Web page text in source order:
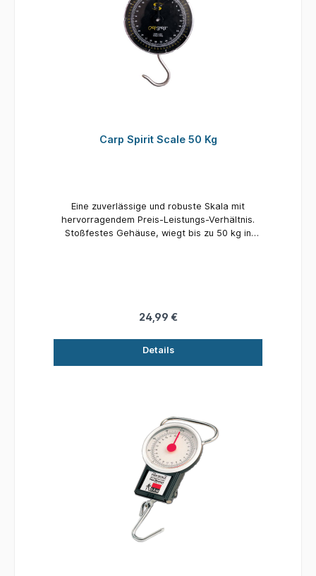
Carp Spirit Scale 50 Kg
Eine zuverlässige und robuste Skala mit
hervorragendem Preis-Leistungs-Verhältnis.
Stoßfestes Gehäuse, wiegt bis zu 50 kg in
24,99 €
Details